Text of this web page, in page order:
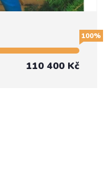
100%
110 400 Kč